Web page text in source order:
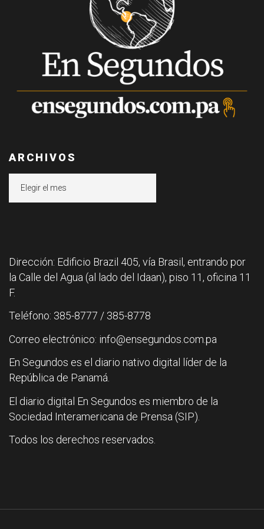
ARCHIVOS
Dirección: Edificio Brazil 405, vía Brasil, entrando por
la Calle del Agua (al lado del Idaan), piso 11, oficina 11
F.
Teléfono: 385-8777 / 385-8778
Correo electrónico: info@ensegundos.com.pa
En Segundos es el diario nativo digital líder de la
República de Panamá.
El diario digital En Segundos es miembro de la
Sociedad Interamericana de Prensa (SIP).
Todos los derechos reservados.